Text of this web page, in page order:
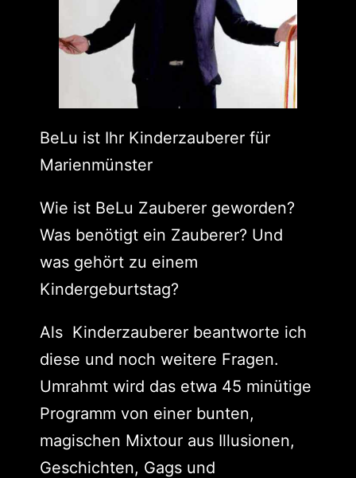
BeLu ist Ihr Kinderzauberer für
Marienmünster
Wie ist BeLu Zauberer geworden?
Was benötigt ein Zauberer? Und
was gehört zu einem
Kindergeburtstag?
Als Kinderzauberer beantworte ich
diese und noch weitere Fragen.
Umrahmt wird das etwa 45 minütige
Programm von einer bunten,
magischen Mixtour aus Illusionen,
Geschichten, Gags und